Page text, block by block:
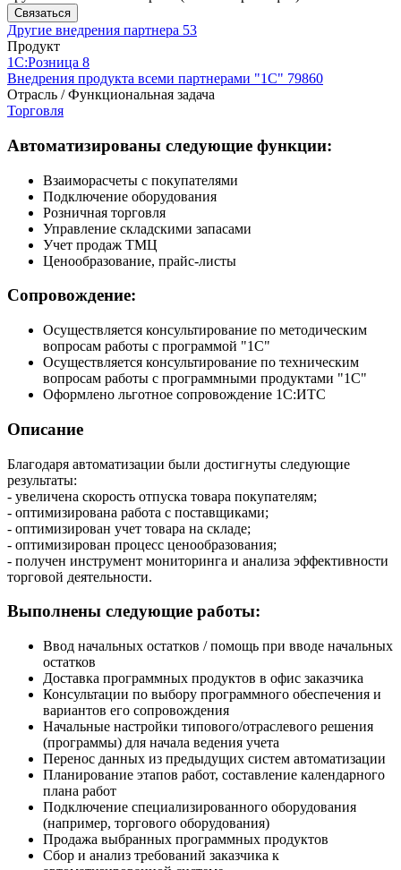
Связаться
Другие внедрения партнера 53
Продукт
1С:Розница 8
Внедрения продукта всеми партнерами "1С" 79860
Отрасль / Функциональная задача
Торговля
Автоматизированы следующие функции:
Взаиморасчеты с покупателями
Подключение оборудования
Розничная торговля
Управление складскими запасами
Учет продаж ТМЦ
Ценообразование, прайс-листы
Сопровождение:
Осуществляется консультирование по методическим
вопросам работы с программой "1С"
Осуществляется консультирование по техническим
вопросам работы с программными продуктами "1С"
Оформлено льготное сопровождение 1С:ИТС
Описание
Благодаря автоматизации были достигнуты следующие
результаты:
- увеличена скорость отпуска товара покупателям;
- оптимизирована работа с поставщиками;
- оптимизирован учет товара на складе;
- оптимизирован процесс ценообразования;
- получен инструмент мониторинга и анализа эффективности
торговой деятельности.
Выполнены следующие работы:
Ввод начальных остатков / помощь при вводе начальных
остатков
Доставка программных продуктов в офис заказчика
Консультации по выбору программного обеспечения и
вариантов его сопровождения
Начальные настройки типового/отраслевого решения
(программы) для начала ведения учета
Перенос данных из предыдущих систем автоматизации
Планирование этапов работ, составление календарного
плана работ
Подключение специализированного оборудования
(например, торгового оборудования)
Продажа выбранных программных продуктов
Сбор и анализ требований заказчика к